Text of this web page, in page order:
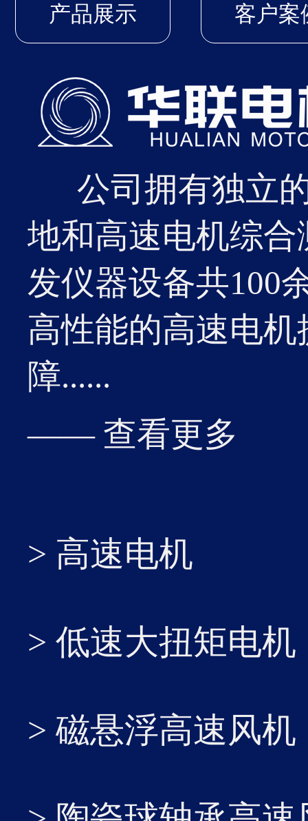
01
2026-04
近日
的年
优秀
19
2026-03
2026-02
产品展示 客户案
公司拥有独立
地和高速电机综
发仪器设备共100
高性能的高速电
障......
—— 查看更多
> 高速电机
> 低速大扭矩电机
> 磁悬浮高速风机